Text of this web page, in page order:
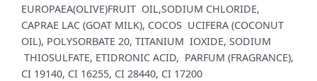
EUROPAEA(OLIVE)FRUIT OIL,SODIUM CHLORIDE,
CAPRAE LAC (GOAT MILK), COCOS UCIFERA (COCONUT
OIL), POLYSORBATE 20, TITANIUM IOXIDE, SODIUM
THIOSULFATE, ETIDRONIC ACID, PARFUM (FRAGRANCE),
CI 19140, CI 16255, CI 28440, CI 17200